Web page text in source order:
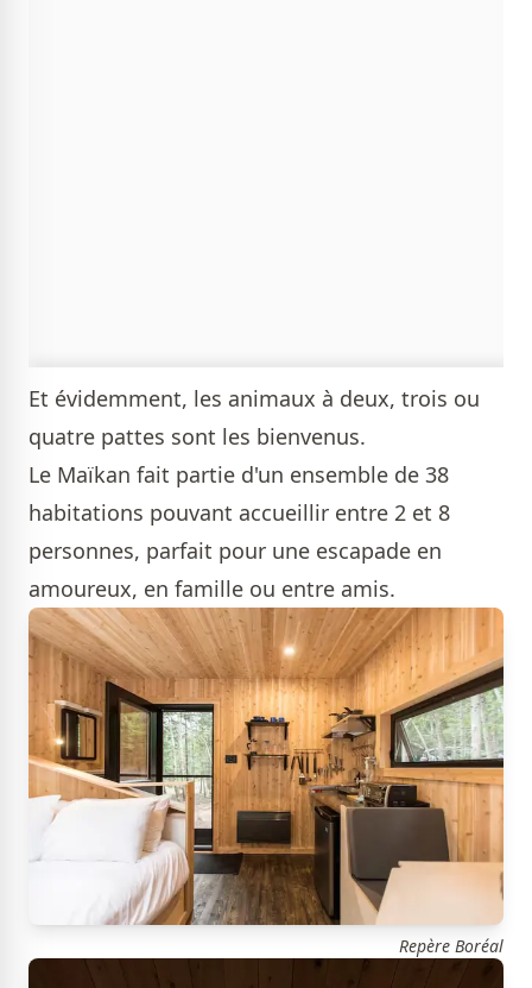
Et évidemment, les animaux à deux, trois ou
quatre pattes sont les bienvenus.
Le Maïkan fait partie d'un ensemble de 38
habitations pouvant accueillir entre 2 et 8
personnes, parfait pour une escapade en
amoureux, en famille ou entre amis.
Repère Boréal